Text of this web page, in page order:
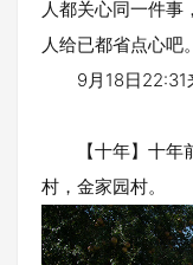
人都关心同一件事
人给已都省点心吧。
9月18日22:31
【十年】十年前
村，金家园村。